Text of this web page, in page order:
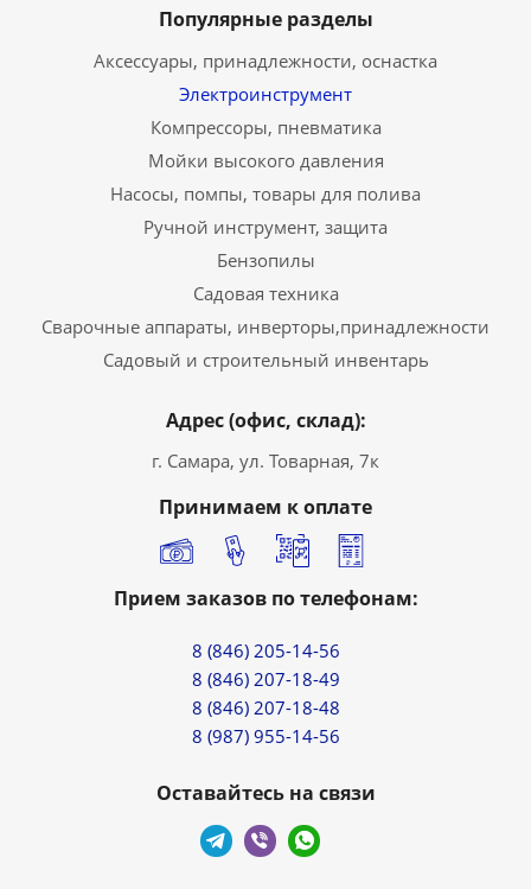
Популярные разделы
Аксессуары, принадлежности, оснастка
Электроинструмент
Компрессоры, пневматика
Мойки высокого давления
Насосы, помпы, товары для полива
Ручной инструмент, защита
Бензопилы
Садовая техника
Сварочные аппараты, инверторы,принадлежности
Садовый и строительный инвентарь
Адрес (офис, склад):
г. Самара, ул. Товарная, 7к
Принимаем к оплате
Прием заказов по телефонам:
8 (846) 205-14-56
8 (846) 207-18-49
8 (846) 207-18-48
8 (987) 955-14-56
Оставайтесь на связи